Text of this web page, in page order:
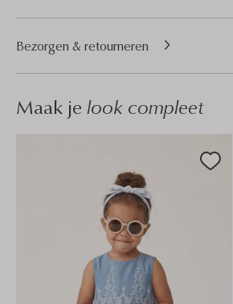
Bezorgen & retourneren
Maak je look compleet